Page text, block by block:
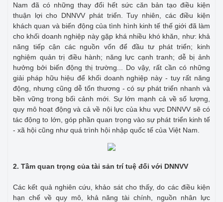
Nam đã có những thay đổi hết sức căn bản tạo điều kiện
thuận lợi cho DNNVV phát triển. Tuy nhiên, các điều kiện
khách quan và biến động của tình hình kinh tế thế giới đã làm
cho khối doanh nghiệp này gặp khá nhiều khó khăn, như: khả
năng tiếp cận các nguồn vốn để đầu tư phát triển; kinh
nghiệm quản trị điều hành; năng lực cạnh tranh; dễ bị ảnh
hưởng bởi biến động thị trường... Do vậy, rất cần có những
giải pháp hữu hiệu để khối doanh nghiệp này - tuy rất năng
động, nhưng cũng dễ tổn thương - có sự phát triển nhanh và
bền vững trong bối cảnh mới. Sự lớn mạnh cả về số lượng,
quy mô hoạt động và cả về nội lực của khu vực DNNVV sẽ có
tác động to lớn, góp phần quan trọng vào sự phát triển kinh tế
- xã hội cũng như quá trình hội nhập quốc tế của Việt Nam.
2. Tầm quan trọng của tài sản trí tuệ đối với DNNVV
Các kết quả nghiên cứu, khảo sát cho thấy, do các điều kiện
hạn chế về quy mô, khả năng tài chính, nguồn nhân lực